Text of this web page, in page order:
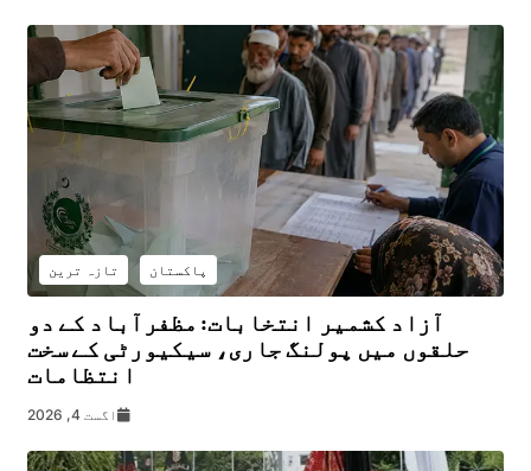
پاکستان تازہ ترین
آزاد کشمیر انتخابات: مظفرآباد کے دو
حلقوں میں پولنگ جاری، سیکیورٹی کے سخت
انتظامات
اگست 4, 2026